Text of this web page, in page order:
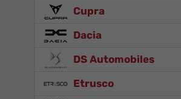
Cupra
Dacia
DS Automobiles
Etrusco